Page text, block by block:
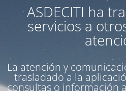
ASDECITI ha
servicios a
La atención y
trasladado a la
consultas o información